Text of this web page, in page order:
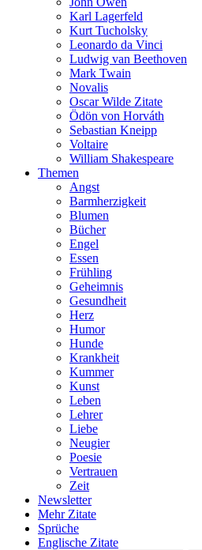
Karl Lagerfeld
Kurt Tucholsky
Leonardo da Vinci
Ludwig van Beethoven
Mark Twain
Novalis
Oscar Wilde Zitate
Ödön von Horváth
Sebastian Kneipp
Voltaire
William Shakespeare
Themen
Angst
Barmherzigkeit
Blumen
Bücher
Engel
Essen
Frühling
Geheimnis
Gesundheit
Herz
Humor
Hunde
Krankheit
Kummer
Kunst
Leben
Lehrer
Liebe
Neugier
Poesie
Vertrauen
Zeit
Newsletter
Mehr Zitate
Sprüche
Englische Zitate